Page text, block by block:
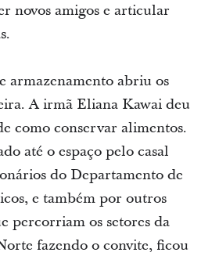
novos amigos e articular
armazenamento abriu os
A irmã Eliana Kawai deu
como conservar alimentos.
até o espaço pelo casal
do Departamento de
e também por outros
percorriam os setores da
fazendo o convite, ficou